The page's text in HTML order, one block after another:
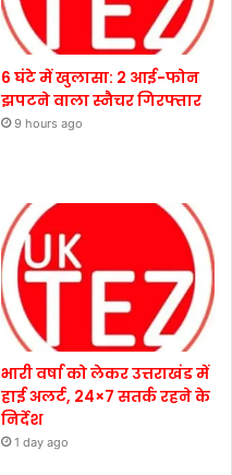
6 घंटे में खुलासा: 2 आई-फोन
झपटने वाला स्नैचर गिरफ्तार
9 hours ago
भारी वर्षा को लेकर उत्तराखंड में
हाई अलर्ट, 24×7 सतर्क रहने के
निर्देश
1 day ago